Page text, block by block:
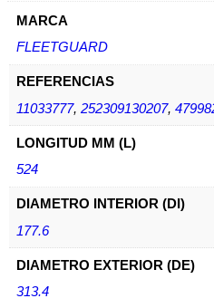
MARCA
FLEETGUARD
REFERENCIAS
11033777, 252309130207,
LONGITUD MM (L)
524
DIAMETRO INTERIOR (DI)
177.6
DIAMETRO EXTERIOR (DE)
313.4